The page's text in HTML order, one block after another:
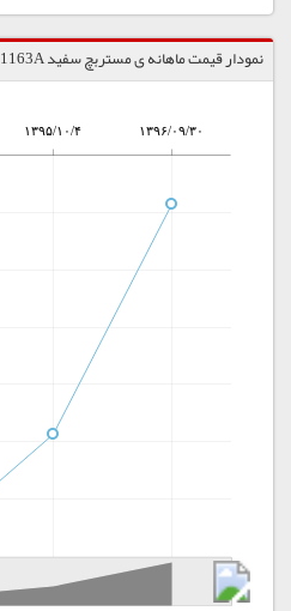
نمودار قیمت ماهانه ی مستربچ سفید 11163A / کوثر
۱۳۹۵/۱۰/۴ ۱۳۹۶/۰۹/۳۰